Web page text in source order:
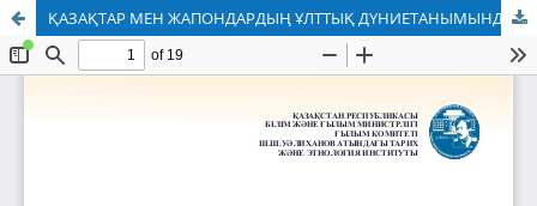
ҚАЗАҚТАР МЕН ЖАПОНДАРДЫҢ ҰЛТТЫҚ ДҮНИЕТАНЫМЫНДАҒЫ ЫРЫМТИЫМ, РƏМІЗДЕР, СЕМИОТИКАЛЫҚ ТАЛДАУ